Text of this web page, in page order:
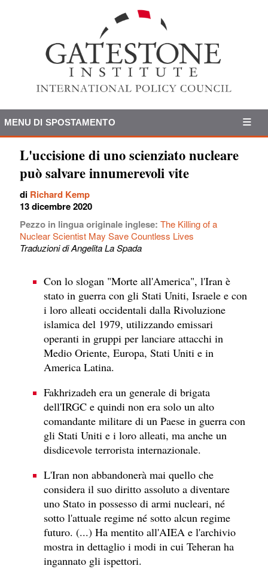
MENU DI SPOSTAMENTO
L'uccisione di uno scienziato nucleare
può salvare innumerevoli vite
di Richard Kemp
13 dicembre 2020
Pezzo in lingua originale inglese: The Killing of a
Nuclear Scientist May Save Countless Lives
Traduzioni di Angelita La Spada
Con lo slogan "Morte all'America", l'Iran è
stato in guerra con gli Stati Uniti, Israele e con
i loro alleati occidentali dalla Rivoluzione
islamica del 1979, utilizzando emissari
operanti in gruppi per lanciare attacchi in
Medio Oriente, Europa, Stati Uniti e in
America Latina.
Fakhrizadeh era un generale di brigata
dell'IRGC e quindi non era solo un alto
comandante militare di un Paese in guerra con
gli Stati Uniti e i loro alleati, ma anche un
disdicevole terrorista internazionale.
L'Iran non abbandonerà mai quello che
considera il suo diritto assoluto a diventare
uno Stato in possesso di armi nucleari, né
sotto l'attuale regime né sotto alcun regime
futuro. (...) Ha mentito all'AIEA e l'archivio
mostra in dettaglio i modi in cui Teheran ha
ingannato gli ispettori.